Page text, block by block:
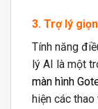
3. Trợ lý
Tính năng
lý AI là một
màn hình
hiện các